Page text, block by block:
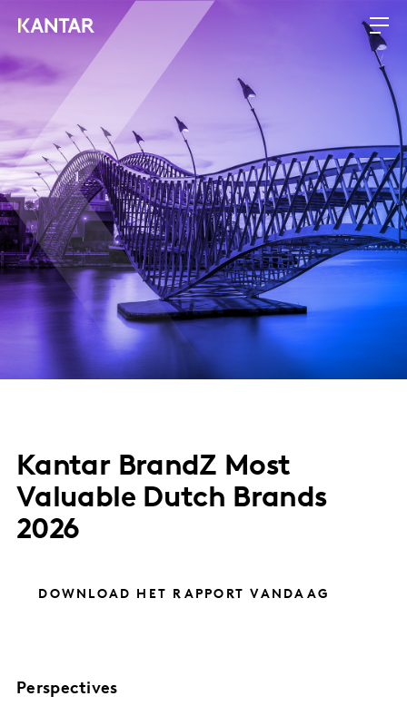
Kantar BrandZ Most
Valuable Dutch Brands
2026
DOWNLOAD HET RAPPORT VANDAAG
Perspectives